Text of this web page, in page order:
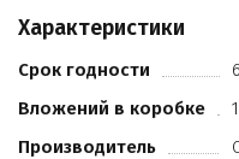
фракционированное
пальмоядровое масло
Е 492 - 0
4%))
Характеристики
Срок годности
Вложений в коробке
Производитель